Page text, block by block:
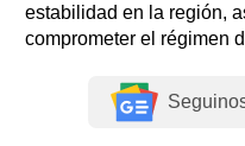
estabilidad en la región,
comprometer el régimen